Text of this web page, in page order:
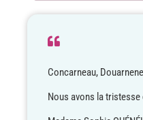
Concarneau,
Nous avons la